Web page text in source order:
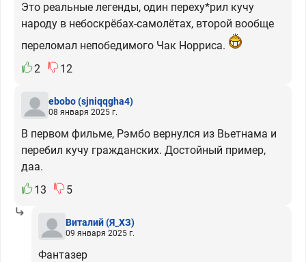
Это реальные легенды, один переху*рил кучу
народу в небоскрёбах-самолётах, второй вообще
переломал непобедимого Чак Норриса.
2
12
ebobo(sjniqqgha4)
08 января 2025 г.
В первом фильме, Рэмбо вернулся из Вьетнама и
перебил кучу гражданских. Достойный пример,
даа.
13
5
Виталий(Я_ХЗ)
09 января 2025 г.
Фантазер